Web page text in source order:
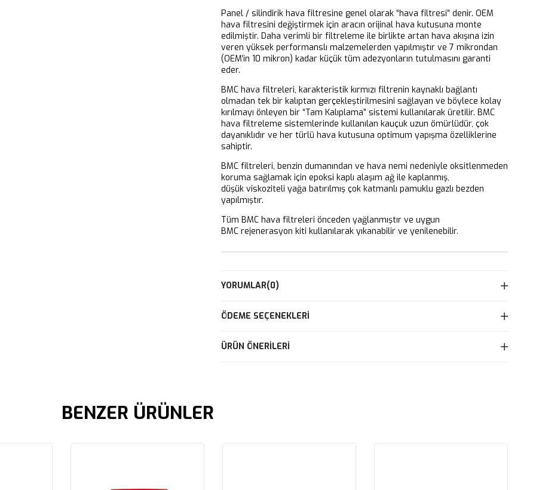
Panel / silindirik hava filtresine genel olarak “hava filtresi” denir. OEM
hava filtresini değiştirmek için aracın orijinal hava kutusuna monte
edilmiştir. Daha verimli bir filtreleme ile birlikte artan hava akışına izin
veren yüksek performanslı malzemelerden yapılmıştır ve 7 mikrondan
(OEM’in 10 mikron) kadar küçük tüm adezyonların tutulmasını garanti
eder.
BMC hava filtreleri, karakteristik kırmızı filtrenin kaynaklı bağlantı
olmadan tek bir kalıptan gerçekleştirilmesini sağlayan ve böylece kolay
kırılmayı önleyen bir “Tam Kalıplama” sistemi kullanılarak üretilir. BMC
hava filtreleme sistemlerinde kullanılan kauçuk uzun ömürlüdür, çok
dayanıklıdır ve her türlü hava kutusuna optimum yapışma özelliklerine
sahiptir.
BMC filtreleri, benzin dumanından ve hava nemi nedeniyle oksitlenmeden
koruma sağlamak için epoksi kaplı alaşım ağ ile kaplanmış,
düşük viskoziteli yağa batırılmış çok katmanlı pamuklu gazlı bezden
yapılmıştır.
Tüm BMC hava filtreleri önceden yağlanmıştır ve uygun
BMC rejenerasyon kiti kullanılarak yıkanabilir ve yenilenebilir.
YORUMLAR(0)
ÖDEME SEÇENEKLERI
ÜRÜN ÖNERILERI
BENZER ÜRÜNLER